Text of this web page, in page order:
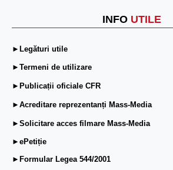
INFO UTILE
►Legături utile
►Termeni de utilizare
►Publicații oficiale CFR
►Acreditare reprezentanți Mass-Media
►Solicitare acces filmare Mass-Media
►ePetiție
►Formular Legea 544/2001